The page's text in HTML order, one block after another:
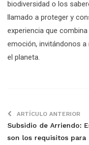
biodiversidad o los
llamado a proteger y
experiencia que
emoción, invitándonos
el planeta.
ARTÍCULO ANTERIOR
Subsidio de Arriendo:
son los requisitos para